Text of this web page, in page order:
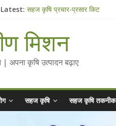
Latest: सहज कृषि प्रचार-प्रसार किट
Standee Designs @ 2025
Chalo Gaon Ki Or Abhiyaan
Collected Talks on Vibrated
मिशन
| अपना कृषि उत्पादन बढ़ाए
सहज कृषि सहज कृषि तकनीक